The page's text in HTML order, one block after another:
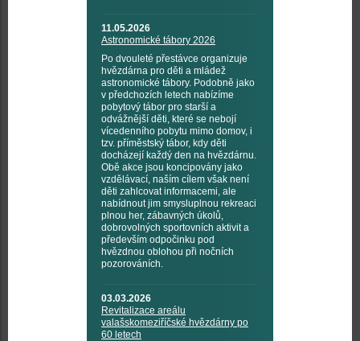
11.05.2026
Astronomické tábory 2026
Po dvouleté přestávce organizuje
hvězdárna pro děti a mládež
astronomické tábory. Podobně jako
v předchozích letech nabízíme
pobytový tábor pro starší a
odvážnější děti, které se nebojí
vícedenního pobytu mimo domov, i
tzv. příměstský tábor, kdy děti
docházejí každý den na hvězdárnu.
Obě akce jsou koncipovány jako
vzdělávací, naším cílem však není
děti zahlcovat informacemi, ale
nabídnout jim smysluplnou rekreaci
plnou her, zábavných úkolů,
dobrovolných sportovních aktivit a
především odpočinku pod
hvězdnou oblohou při nočních
pozorováních.
03.03.2026
Revitalizace areálu
valašskomeziříčské hvězdárny po
60 letech